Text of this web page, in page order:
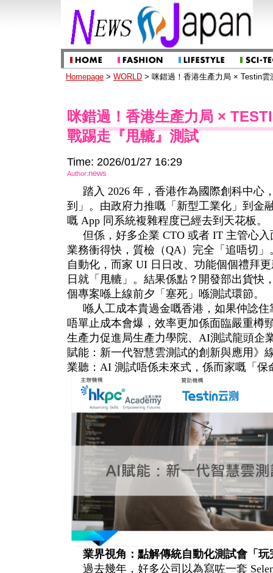
Homepage > WORLD > 咪錯過！香港生產力局 × Testin
咪錯過！香港生產力局 ×
戰踢走『甩轆』測試
Time: 2026/01/27 16:29
Author:news
踏入 2026 年，香港作為國際創科中心
到」。由政府力推嘅「新型工業化」到金
嘅 App 同系統複雜程度已經去到天花板。
但係，好多企業 CTO 或者 IT 主管心
業務衝得快，質檢（QA）完全「追唔切
自動化，而家 UI 日日改、功能個個禮拜
日就「甩轆」。結果係點？開發部出貨快
個專案喺上線前夕「塞死」喺測試環節。
喺人工成本貴過金嘅香港，如果仲諗
唔單止成本會爆，效率更加係面臨嚴重樽
生產力促進局生產力學院、AI測試龍頭企
賦能：新一代智慧雲測試的創新與應用》
業聽：AI 測試唔係未來式，係而家嘅「保
業界視角：點解傳統自動化測試會「玩
過去幾年，好多公司以為寫咗一套